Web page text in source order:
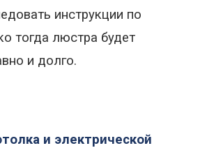
инструкции по
тогда люстра будет
и долго.
и электрической